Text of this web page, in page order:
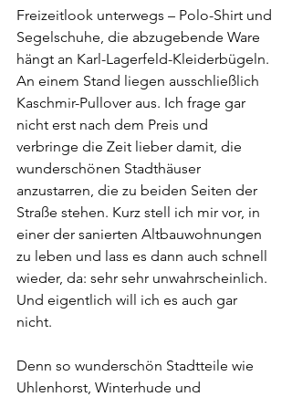
Freizeitlook unterwegs – Polo-Shirt und
Segelschuhe, die abzugebende Ware
hängt an Karl-Lagerfeld-Kleiderbügeln.
An einem Stand liegen ausschließlich
Kaschmir-Pullover aus. Ich frage gar
nicht erst nach dem Preis und
verbringe die Zeit lieber damit, die
wunderschönen Stadthäuser
anzustarren, die zu beiden Seiten der
Straße stehen. Kurz stell ich mir vor, in
einer der sanierten Altbauwohnungen
zu leben und lass es dann auch schnell
wieder, da: sehr sehr unwahrscheinlich.
Und eigentlich will ich es auch gar
nicht.
Denn so wunderschön Stadtteile wie
Uhlenhorst, Winterhude und